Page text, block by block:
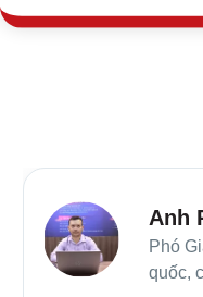
Anh
Phó
quốc,